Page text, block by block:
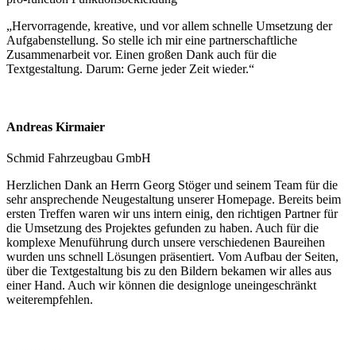
„Hervorragende, kreative, und vor allem schnelle Umsetzung der
Aufgabenstellung. So stelle ich mir eine partnerschaftliche
Zusammenarbeit vor. Einen großen Dank auch für die
Textgestaltung. Darum: Gerne jeder Zeit wieder.“
Andreas Kirmaier
Schmid Fahrzeugbau GmbH
Herzlichen Dank an Herrn Georg Stöger und seinem Team für die
sehr ansprechende Neugestaltung unserer Homepage. Bereits beim
ersten Treffen waren wir uns intern einig, den richtigen Partner für
die Umsetzung des Projektes gefunden zu haben. Auch für die
komplexe Menuführung durch unsere verschiedenen Baureihen
wurden uns schnell Lösungen präsentiert. Vom Aufbau der Seiten,
über die Textgestaltung bis zu den Bildern bekamen wir alles aus
einer Hand. Auch wir können die designloge uneingeschränkt
weiterempfehlen.